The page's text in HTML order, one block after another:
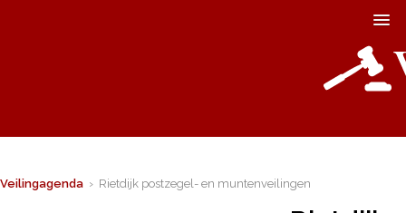
Veilingagenda › Rietdijk postzegel- en muntenveilingen